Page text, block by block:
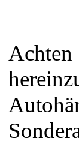
Achten